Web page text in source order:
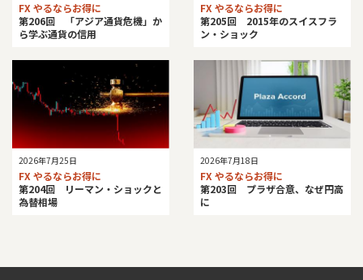
FX やるならお得に
第206回 「アジア通貨危機」か
ら学ぶ通貨の信用
FX やるならお得に
第205回 2015年のスイスフラ
ン・ショック
2026年7月25日
FX やるならお得に
第204回 リーマン・ショックと
為替相場
2026年7月18日
FX やるならお得に
第203回 プラザ合意、なぜ円高
に